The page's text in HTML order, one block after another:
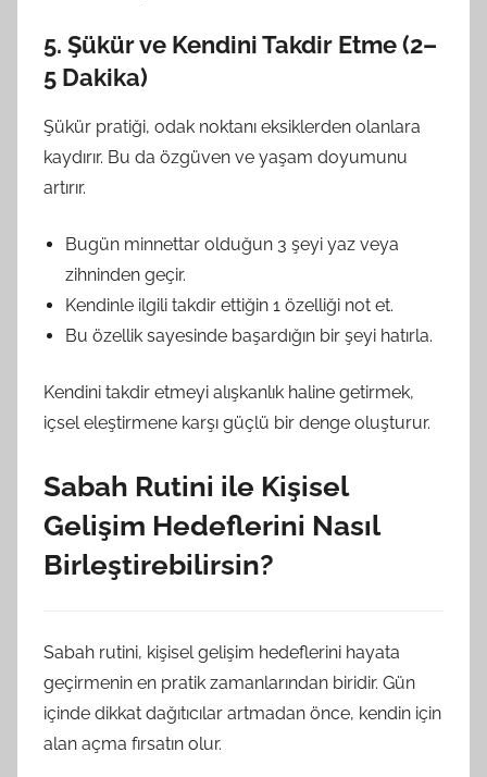
5. Şükür ve Kendini Takdir Etme (2–
5 Dakika)
Şükür pratiği, odak noktanı eksiklerden olanlara
kaydırır. Bu da özgüven ve yaşam doyumunu
artırır.
Bugün minnettar olduğun 3 şeyi yaz veya
zihninden geçir.
Kendinle ilgili takdir ettiğin 1 özelliği not et.
Bu özellik sayesinde başardığın bir şeyi hatırla.
Kendini takdir etmeyi alışkanlık haline getirmek,
içsel eleştirmene karşı güçlü bir denge oluşturur.
Sabah Rutini ile Kişisel
Gelişim Hedeflerini Nasıl
Birleştirebilirsin?
Sabah rutini, kişisel gelişim hedeflerini hayata
geçirmenin en pratik zamanlarından biridir. Gün
içinde dikkat dağıtıcılar artmadan önce, kendin için
alan açma fırsatın olur.